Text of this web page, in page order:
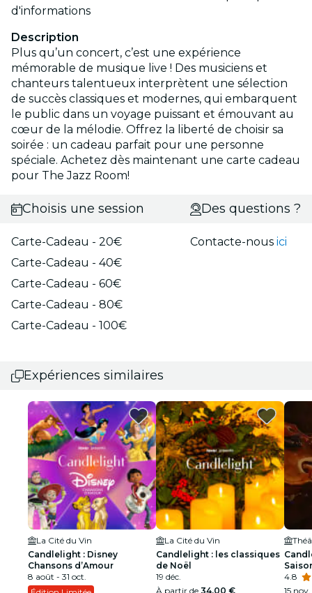
d'informations
Description
Plus qu’un concert, c’est une expérience
mémorable de musique live ! Des musiciens et
chanteurs talentueux interprètent une sélection
de succès classiques et modernes, qui embarquent
le public dans un voyage puissant et émouvant au
cœur de la mélodie. Offrez la liberté de choisir sa
soirée : un cadeau parfait pour une personne
spéciale. Achetez dès maintenant une carte cadeau
pour The Jazz Room!
Choisis une session
Carte-Cadeau - 20€
Carte-Cadeau - 40€
Carte-Cadeau - 60€
Carte-Cadeau - 80€
Carte-Cadeau - 100€
Des questions ?
Contacte-nousici
Expériences similaires
La Cité du Vin
Candlelight : Disney
Chansons d’Amour
8 août - 31 oct.
La Cité du Vin
Candlelight : les classiques
de Noël
19 déc.
À partir de 34,00 €
4.8
15